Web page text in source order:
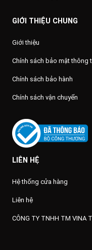
GIỚI THIỆU CHUNG
Giới thiệu
Chính sách bảo mật thông
Chính sách bảo hành
Chính sách vận chuyển
LIÊN HỆ
Hệ thống cửa hàng
Liên hệ
CÔNG TY TNHH TM VINA